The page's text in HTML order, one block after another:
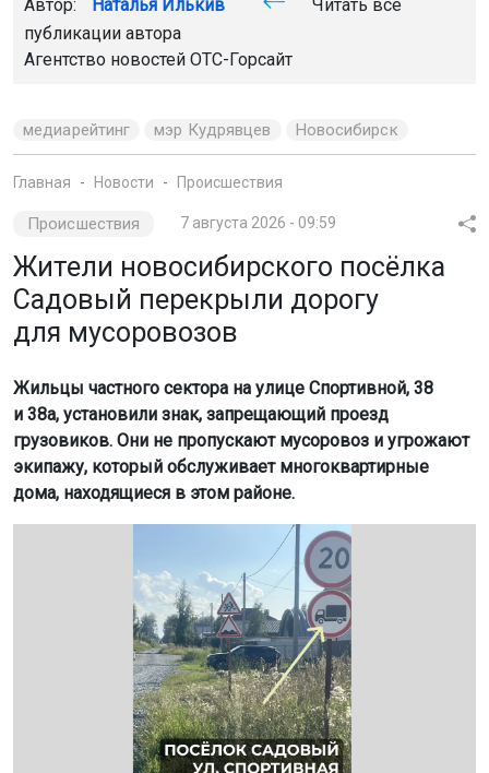
Автор: Наталья Илькив
Читать все
публикации автора
Агентство новостей ОТС-Горсайт
медиарейтинг мэр Кудрявцев Новосибирск
Главная Новости Происшествия
Происшествия 7 августа 2026 - 09:59
Жители новосибирского посёлка
Садовый перекрыли дорогу
для мусоровозов
Жильцы частного сектора на улице Спортивной, 38
и 38а, установили знак, запрещающий проезд
грузовиков. Они не пропускают мусоровоз и угрожают
экипажу, который обслуживает многоквартирные
дома, находящиеся в этом районе.